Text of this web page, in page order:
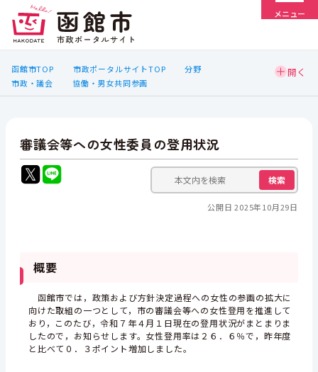
メニュー
函館市TOP 市政ポータルサイトTOP
分野
市政・議会
協働・男女共同参画
審議会等への女性委員の登用状況
検索
公開日 2025年10月29日
概要
函館市では，政策および方針決定過程への女性の参画の拡大に
向けた取組の一つとして，市の審議会等への女性登用を推進して
おり，このたび，令和７年４月１日現在の登用状況がまとまりま
したので，お知らせします。女性登用率は２６．６％で，昨年度
と比べて０．３ポイント増加しました。